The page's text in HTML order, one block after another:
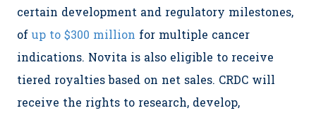
certain development and regulatory milestones,
of up to $300 million for multiple cancer
indications. Novita is also eligible to receive
tiered royalties based on net sales. CRDC will
receive the rights to research, develop,